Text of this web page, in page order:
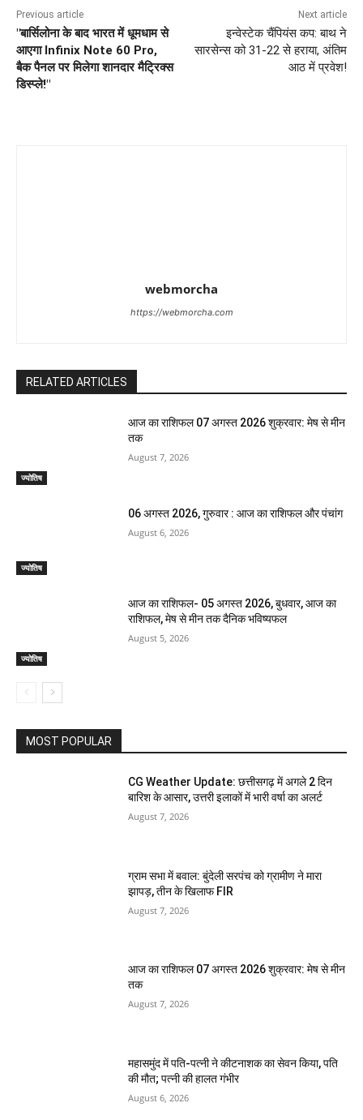
Previous article
"बार्सिलोना के बाद भारत में धूमधाम से
आएगा Infinix Note 60 Pro,
बैक पैनल पर मिलेगा शानदार मैट्रिक्स
डिस्प्ले!"
Next article
इन्वेस्टेक चैंपियंस कप: बाथ ने
सारसेन्स को 31-22 से हराया, अंतिम
आठ में प्रवेश!
webmorcha
https://webmorcha.com
RELATED ARTICLES
ज्योतिष
आज का राशिफल 07 अगस्त 2026 शुक्रवार: मेष से मीन
तक
August 7, 2026
ज्योतिष
06 अगस्त 2026, गुरुवार : आज का राशिफल और पंचांग
August 6, 2026
ज्योतिष
आज का राशिफल- 05 अगस्त 2026, बुधवार, आज का
राशिफल, मेष से मीन तक दैनिक भविष्यफल
August 5, 2026
MOST POPULAR
CG Weather Update: छत्तीसगढ़ में अगले 2 दिन
बारिश के आसार, उत्तरी इलाकों में भारी वर्षा का अलर्ट
August 7, 2026
ग्राम सभा में बवाल: बुंदेली सरपंच को ग्रामीण ने मारा
झापड़, तीन के खिलाफ FIR
August 7, 2026
आज का राशिफल 07 अगस्त 2026 शुक्रवार: मेष से मीन
तक
August 7, 2026
महासमुंद में पति-पत्नी ने कीटनाशक का सेवन किया, पति
की मौत; पत्नी की हालत गंभीर
August 6, 2026